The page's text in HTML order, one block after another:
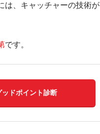
は、キャッチャーの技術が
です。
ッドポイント診断